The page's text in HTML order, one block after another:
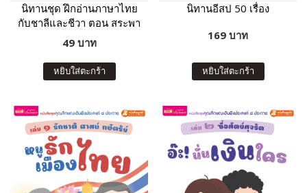
นิทานชุด ฝึกอ่านภาษาไทย
กับชาลีและชีวา ตอน สระพา
สนุก
49 บาท
หยิบใส่ตะกร้า
นิทานอีสป 50 เรื่อง
169 บาท
หยิบใส่ตะกร้า